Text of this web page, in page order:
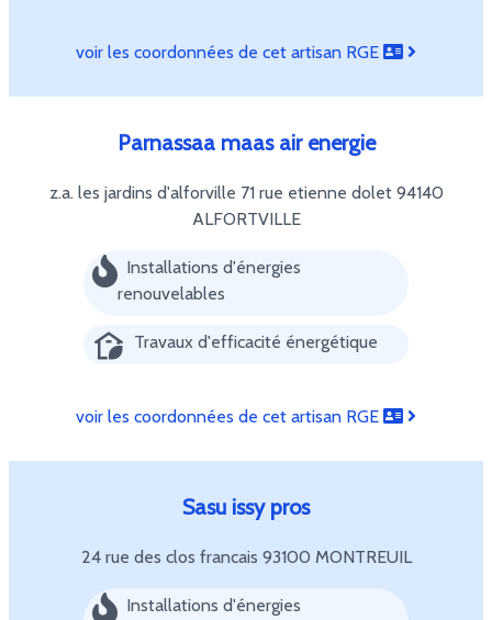
voir les coordonnées de cet artisan RGE
Parnassaa maas air energie
z.a. les jardins d'alforville 71 rue etienne dolet 94140
ALFORTVILLE
Installations d'énergies
renouvelables
Travaux d'efficacité énergétique
voir les coordonnées de cet artisan RGE
Sasu issy pros
24 rue des clos francais 93100 MONTREUIL
Installations d'énergies